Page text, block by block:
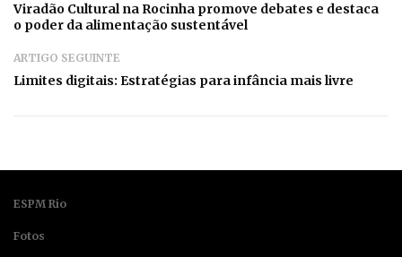
Viradão Cultural na Rocinha promove debates e destaca
o poder da alimentação sustentável
ARTIGO SEGUINTE
Limites digitais: Estratégias para infância mais livre
ESPM Rio
Fotos